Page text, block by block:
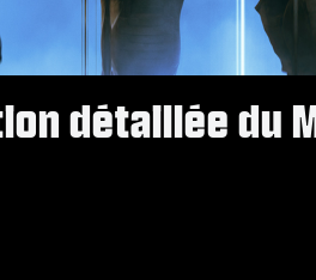
détaillée du